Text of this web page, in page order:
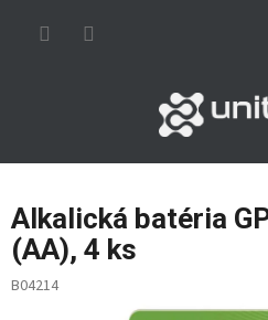
Alkalická batéria
(AA), 4 ks
B04214